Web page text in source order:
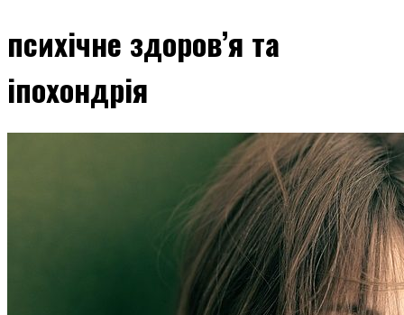
психічне здоров’я та
іпохондрія